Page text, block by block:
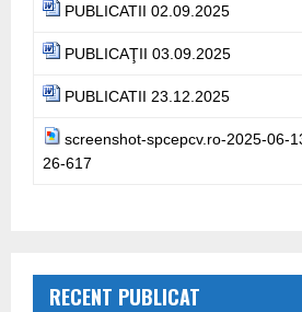
PUBLICATII 02.09.2025
PUBLICAŢII 03.09.2025
PUBLICATII 23.12.2025
screenshot-spcepcv.ro-2025-06-
26-617
RECENT PUBLICAT